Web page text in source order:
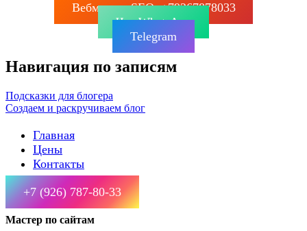
Вебмастер SEO: +79267878033
Чат WhatsApp
Telegram
Навигация по записям
Подсказки для блогера
Создаем и раскручиваем блог
Главная
Цены
Контакты
+7 (926) 787-80-33
Мастер по сайтам